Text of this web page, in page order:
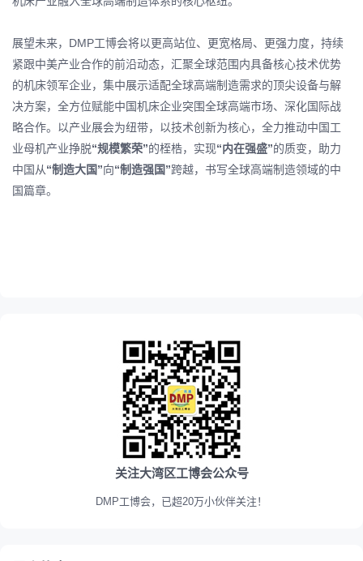
展望未来，DMP工博会将以更高站位、更宽格局、更强力度，持续
紧跟中美产业合作的前沿动态，汇聚全球范围内具备核心技术优势
的机床领军企业，集中展示适配全球高端制造需求的顶尖设备与解
决方案，全方位赋能中国机床企业突围全球高端市场、深化国际战
略合作。以产业展会为纽带，以技术创新为核心，全力推动中国工
业母机产业挣脱“规模繁荣”的桎梏，实现“内在强盛”的质变，助力
中国从“制造大国”向“制造强国”跨越，书写全球高端制造领域的中
国篇章。
关注大湾区工博会公众号
DMP工博会，已超20万小伙伴关注！